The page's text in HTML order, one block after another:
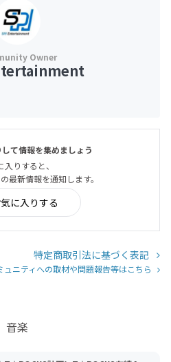
て情報を集めましょう
入りすると、
最新情報を通知します。
に入りする
特定商取引法に基づく表記
ュニティへの取材や問題報告等はこちら
音楽